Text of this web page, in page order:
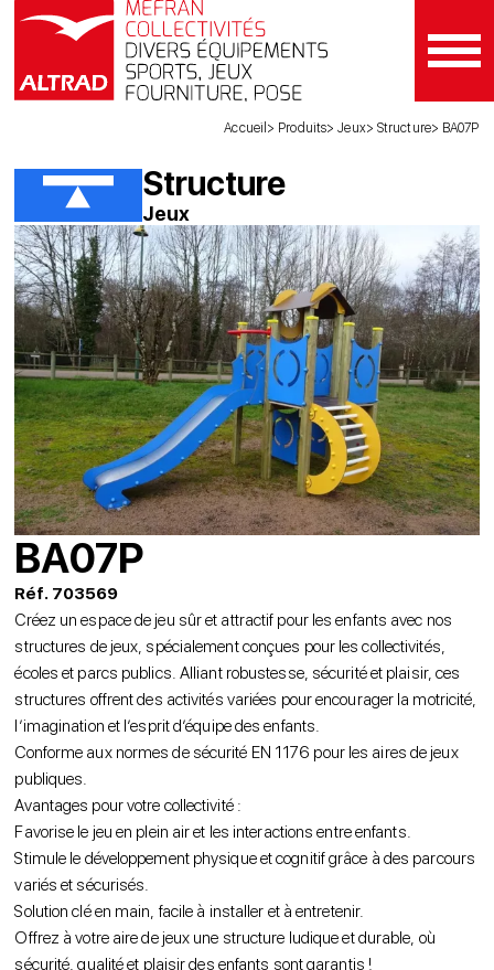
Accueil Produits Jeux Structure BA07P
Structure
Jeux
BA07P
Réf. 703569
Créez un espace de jeu sûr et attractif pour les enfants avec nos
structures de jeux, spécialement conçues pour les collectivités,
écoles et parcs publics. Alliant robustesse, sécurité et plaisir, ces
structures offrent des activités variées pour encourager la motricité,
l’imagination et l’esprit d’équipe des enfants.
Conforme aux normes de sécurité EN 1176 pour les aires de jeux
publiques.
Avantages pour votre collectivité :
Favorise le jeu en plein air et les interactions entre enfants.
Stimule le développement physique et cognitif grâce à des parcours
variés et sécurisés.
Solution clé en main, facile à installer et à entretenir.
Offrez à votre aire de jeux une structure ludique et durable, où
sécurité, qualité et plaisir des enfants sont garantis !